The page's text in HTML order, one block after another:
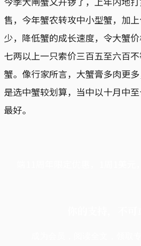
售，今年蟹农转攻中小型蟹，加
少，降低蟹的成长速度，令大蟹价
七两以上一只索价三百五至六百
蟹。像行家所言，大蟹膏多肉更
是选中蟹较划算，当中以十月中
最好。